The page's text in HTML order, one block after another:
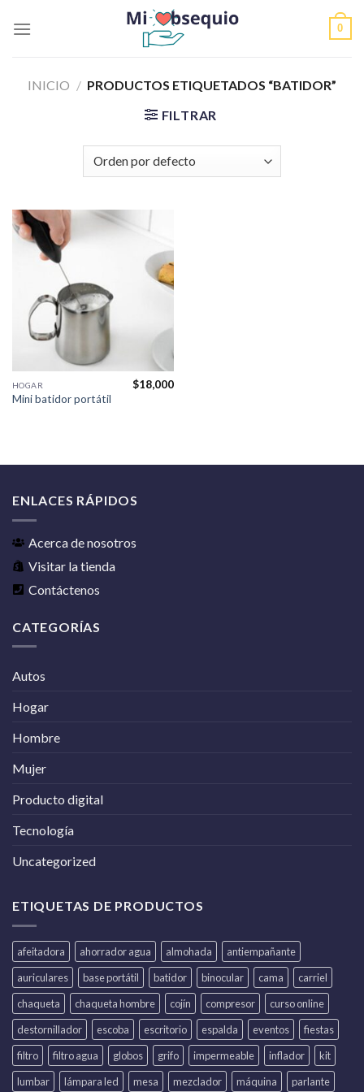
0
INICIO / PRODUCTOS ETIQUETADOS “BATIDOR”
FILTRAR
HOGAR
Mini batidor portátil
$18,000
ENLACES RÁPIDOS
Acerca de nosotros
Visitar la tienda
Contáctenos
CATEGORÍAS
Autos
Hogar
Hombre
Mujer
Producto digital
Tecnología
Uncategorized
ETIQUETAS DE PRODUCTOS
afeitadora ahorrador agua almohada
antiempañante
auriculares
base portátil batidor binocular cama
carriel
chaqueta
chaqueta hombre cojín compresor
curso online
destornillador
escoba escritorio espalda eventos
fiestas
filtro
filtro agua globos grifo impermeable inflador
kit
lumbar
lámpara led mesa mezclador máquina parlante